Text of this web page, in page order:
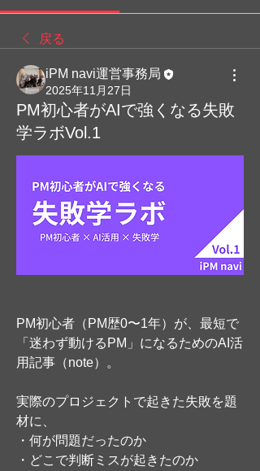
戻る
iPM navi運営事務局
2025年11月27日
PM初心者がAIで強くなる失敗
学ラボVol.1
PM初心者（PM歴0〜1年）が、最短で
「迷わず動けるPM」になるためのAI活
用記事（note）。
実際のプロジェクトで起きた失敗を題
材に、
・何が問題だったのか
・どこで判断ミスが起きたのか